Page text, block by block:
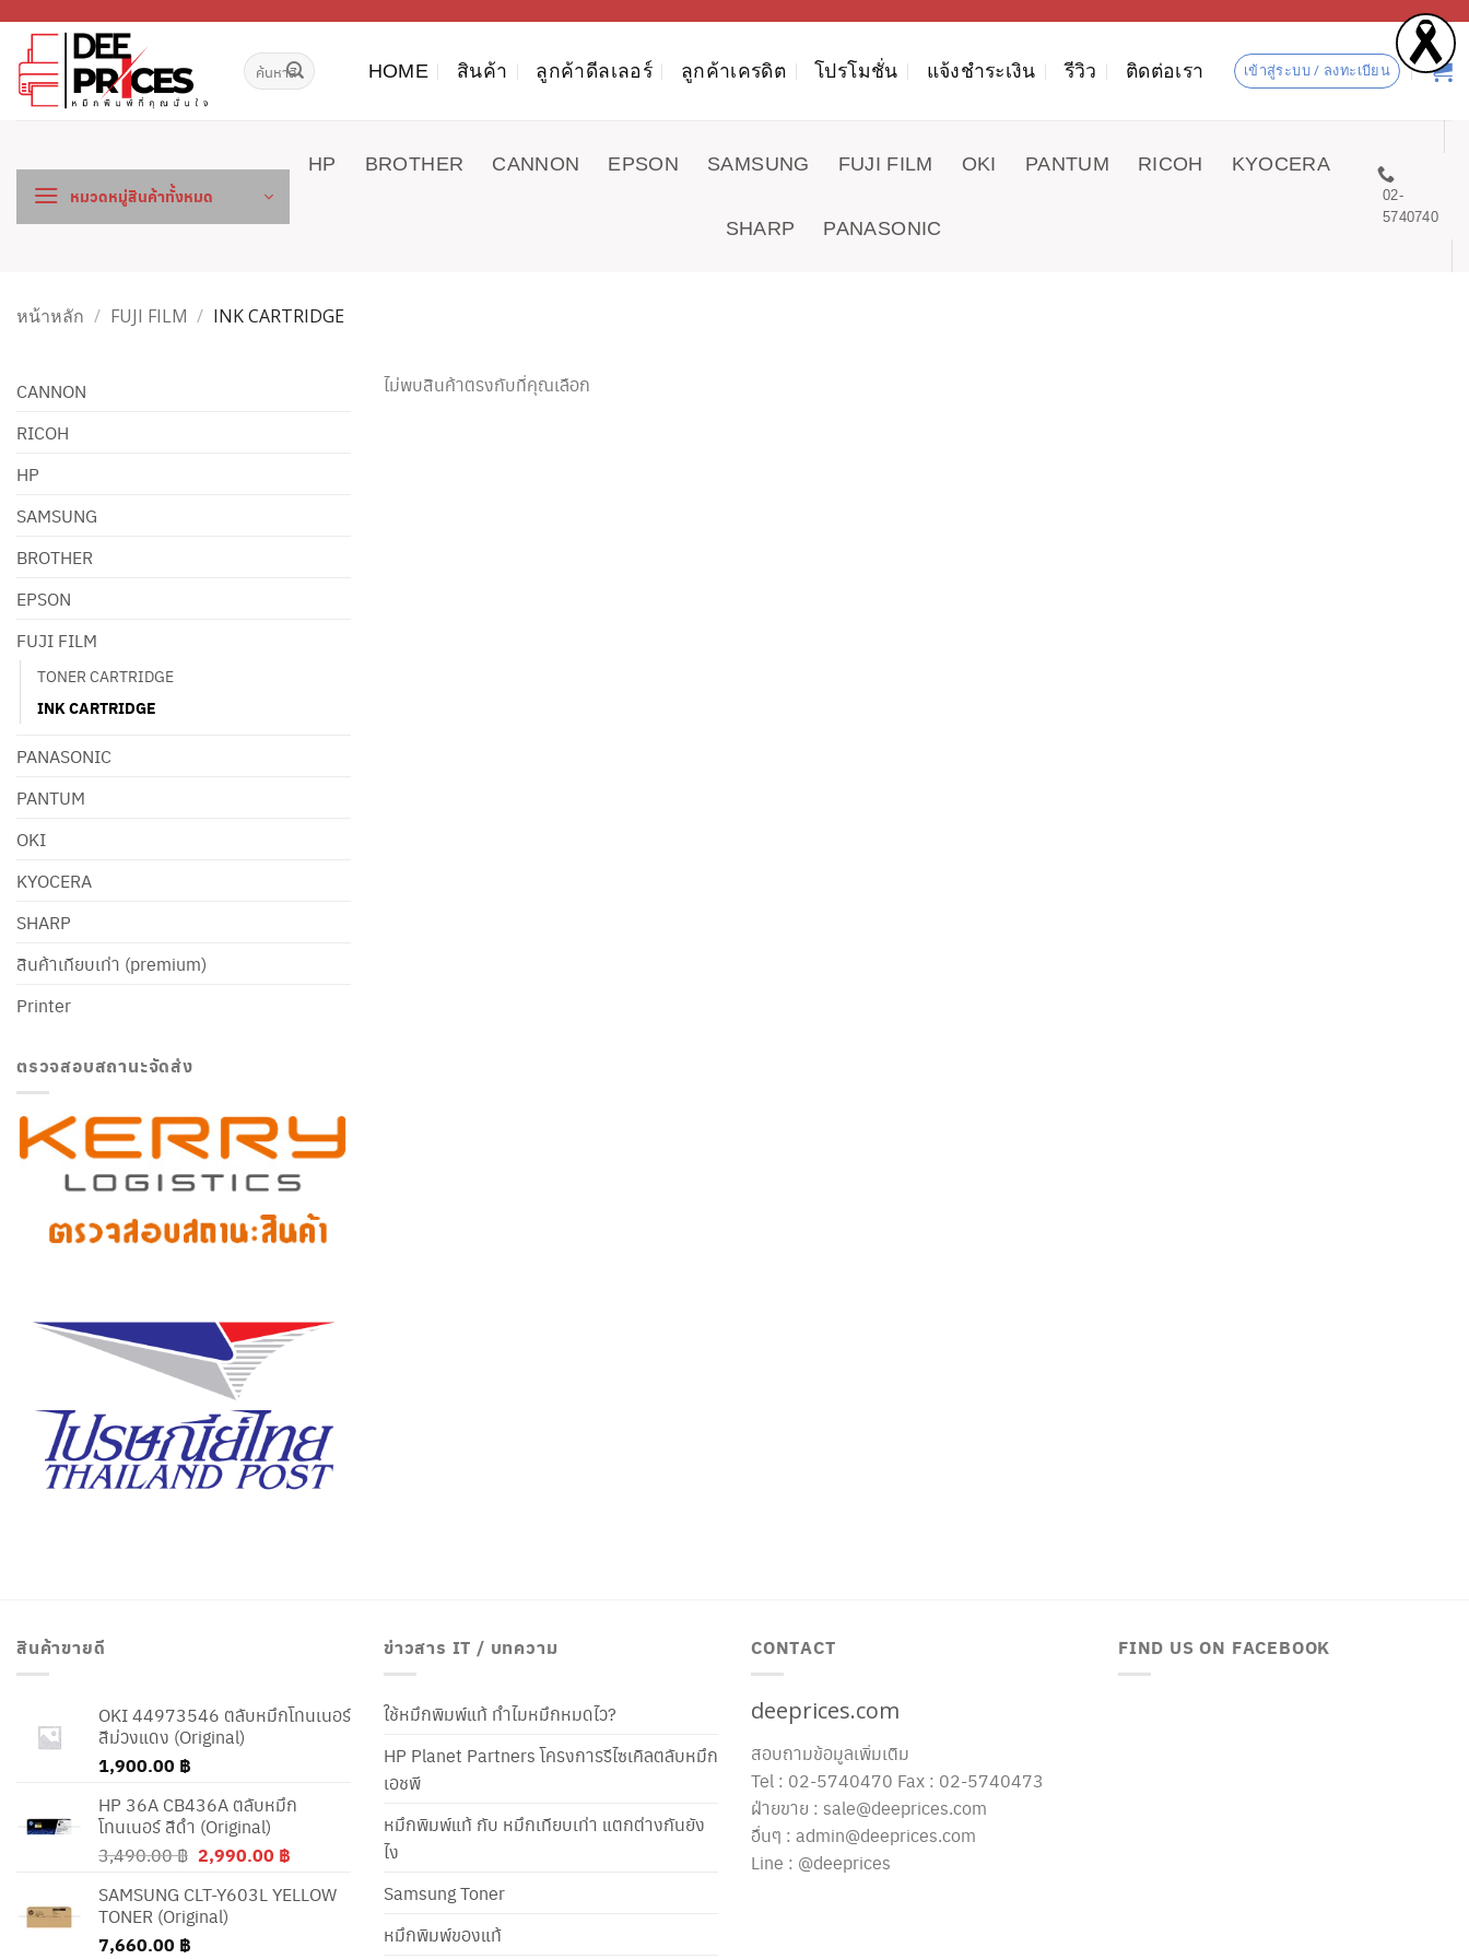
เนื้อหา
ค้นหา: HOME สินค้า ลูกค้าดีลเลอร์ ลูกค้าเครดิต โปรโมชั่น แจ้งชำระเงิน รีวิว ติดต่อเรา เข้าสู่ระบบ / ลงทะเบียน
หมวดหมู่สินค้าทั้งหมด
HP BROTHER CANNON EPSON SAMSUNG FUJI FILM OKI PANTUM RICOH KYOCERA
SHARP PANASONIC
02-
5740740
หน้าหลัก / FUJI FILM / INK CARTRIDGE
CANNON
RICOH
HP
SAMSUNG
BROTHER
EPSON
FUJI FILM
TONER CARTRIDGE
INK CARTRIDGE
PANASONIC
PANTUM
OKI
KYOCERA
SHARP
สินค้าเทียบเท่า (premium)
Printer
ตรวจสอบสถานะจัดส่ง
ไม่พบสินค้าตรงกับที่คุณเลือก
สินค้าขายดี
OKI 44973546 ตลับหมึกโทนเนอร์
สีม่วงแดง (Original)
1,900.00 ฿
HP 36A CB436A ตลับหมึก
โทนเนอร์ สีดำ (Original)
3,490.00฿ Original
was:
3,490.00 ฿.
2,990.00 ฿Current
is:
SAMSUNG CLT-Y603L YELLOW
TONER (Original)
7,660.00 ฿
ข่าวสาร IT / บทความ
ใช้หมึกพิมพ์แท้ ทำไมหมึกหมดไว?
HP Planet Partners โครงการรีไซเคิลตลับหมึก
เอชพี
หมึกพิมพ์แท้ กับ หมึกเทียบเท่า แตกต่างกันยัง
ไง
Samsung Toner
หมึกพิมพ์ของแท้
CONTACT
deeprices.com
สอบถามข้อมูลเพิ่มเติม
Tel : 02-5740470 Fax : 02-5740473
ฝ่ายขาย : sale@deeprices.com
อื่นๆ : admin@deeprices.com
Line : @deeprices
FIND US ON FACEBOOK